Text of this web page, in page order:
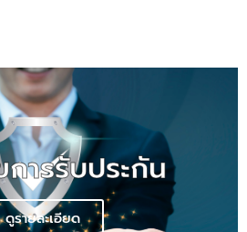
การรับประกัน
ดูรายละเอียด